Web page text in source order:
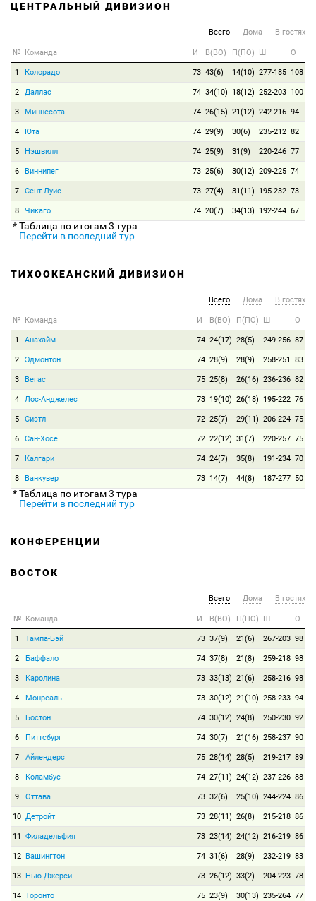
ЦЕНТРАЛЬНЫЙ ДИВИЗИОН
Всего Дома В гостях
№ Команда И В(ВО) П(ПО) Ш О
1 Колорадо 73 43(6) 14(10) 277-185 108
2 Даллас 74 34(10) 18(12) 252-203 100
3 Миннесота 74 26(15) 21(12) 242-216 94
4 Юта 74 29(9) 30(6) 235-212 82
5 Нэшвилл 74 25(9) 31(9) 220-246 77
6 Виннипег 73 25(6) 30(12) 209-225 74
7 Сент-Луис 73 27(4) 31(11) 195-232 73
8 Чикаго 74 20(7) 34(13) 192-244 67
* Таблица по итогам 3 тура
Перейти в последний тур
ТИХООКЕАНСКИЙ ДИВИЗИОН
Всего Дома В гостях
№ Команда И В(ВО) П(ПО) Ш О
1 Анахайм 74 24(17) 28(5) 249-256 87
2 Эдмонтон 74 28(9) 28(9) 258-251 83
3 Вегас 75 25(8) 26(16) 236-236 82
4 Лос-Анджелес 73 19(10) 26(18) 195-222 76
5 Сиэтл 72 25(7) 29(11) 206-224 75
6 Сан-Хосе 72 22(12) 31(7) 220-257 75
7 Калгари 74 24(7) 35(8) 191-234 70
8 Ванкувер 73 14(7) 44(8) 187-277 50
* Таблица по итогам 3 тура
Перейти в последний тур
КОНФЕРЕНЦИИ
ВОСТОК
Всего Дома В гостях
№ Команда И В(ВО) П(ПО) Ш О
1 Тампа-Бэй 73 37(9) 21(6) 267-203 98
2 Баффало 74 37(8) 21(8) 259-218 98
3 Каролина 73 33(13) 21(6) 258-216 98
4 Монреаль 73 30(12) 21(10) 258-233 94
5 Бостон 74 30(12) 24(8) 250-230 92
6 Питтсбург 74 30(7) 21(16) 258-237 90
7 Айлендерс 75 28(14) 28(5) 219-217 89
8 Коламбус 74 27(11) 24(12) 237-226 88
9 Оттава 73 32(6) 25(10) 244-224 86
10 Детройт 73 28(11) 26(8) 215-218 86
11 Филадельфия 73 23(14) 24(12) 216-219 86
12 Вашингтон 74 31(6) 28(9) 232-219 83
13 Нью-Джерси 73 26(12) 33(2) 204-223 78
14 Торонто 75 23(9) 30(13) 235-264 77